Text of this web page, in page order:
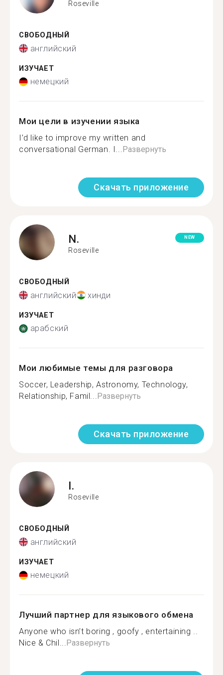
Roseville
СВОБОДНЫЙ
английский
ИЗУЧАЕТ
немецкий
Мои цели в изучении языка
I’d like to improve my written and
conversational German. I...Развернуть
Скачать приложение
N.
Roseville
NEW
СВОБОДНЫЙ
английский хинди
ИЗУЧАЕТ
арабский
Мои любимые темы для разговора
Soccer, Leadership, Astronomy, Technology,
Relationship, Famil...Развернуть
Скачать приложение
I.
Roseville
СВОБОДНЫЙ
английский
ИЗУЧАЕТ
немецкий
Лучший партнер для языкового обмена
Anyone who isn’t boring , goofy , entertaining ..
Nice & Chil...Развернуть